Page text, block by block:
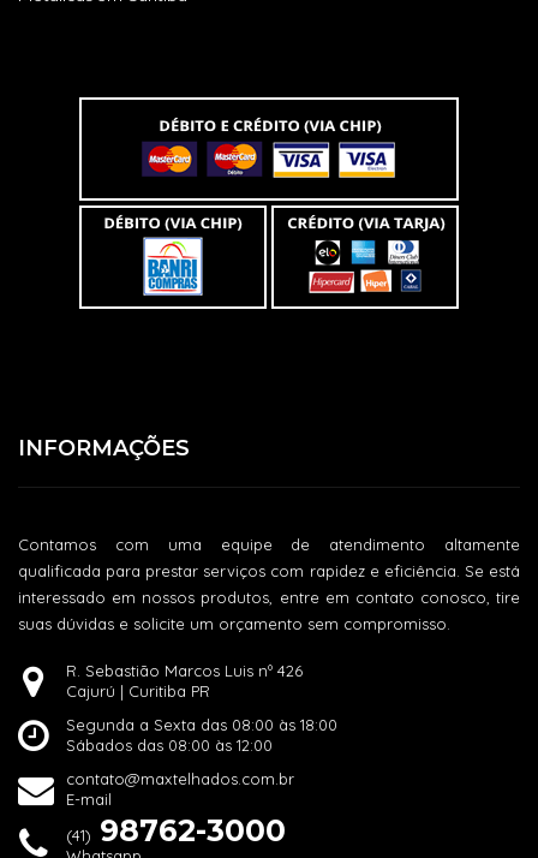
INFORMAÇÕES
Contamos com uma equipe de atendimento altamente
qualificada para prestar serviços com rapidez e eficiência. Se está
interessado em nossos produtos, entre em contato conosco, tire
suas dúvidas e solicite um orçamento sem compromisso.
R. Sebastião Marcos Luis nº 426
Cajurú | Curitiba PR
Segunda a Sexta das 08:00 às 18:00
Sábados das 08:00 às 12:00
contato@maxtelhados.com.br
E-mail
(41) 98762-3000